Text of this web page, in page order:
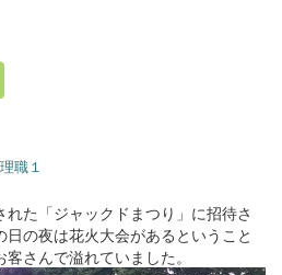
職１
た「ジャックドまつり」に招待さ
の夜は花火大会があるということ
さんで溢れていました。